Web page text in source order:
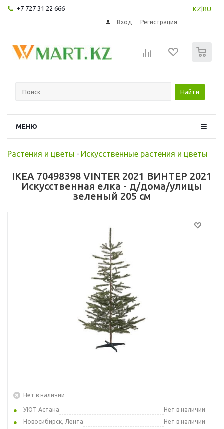
+7 727 31 22 666 KZ RU
Вход Регистрация
Найти
МЕНЮ
Растения и цветы - Искусственные растения и цветы
IKEA 70498398 VINTER 2021 ВИНТЕР 2021
Искусственная елка - д/дома/улицы
зеленый 205 см
Нет в наличии
УЮТ Астана
Нет в наличии
Новосибирск, Лента
Нет в наличии